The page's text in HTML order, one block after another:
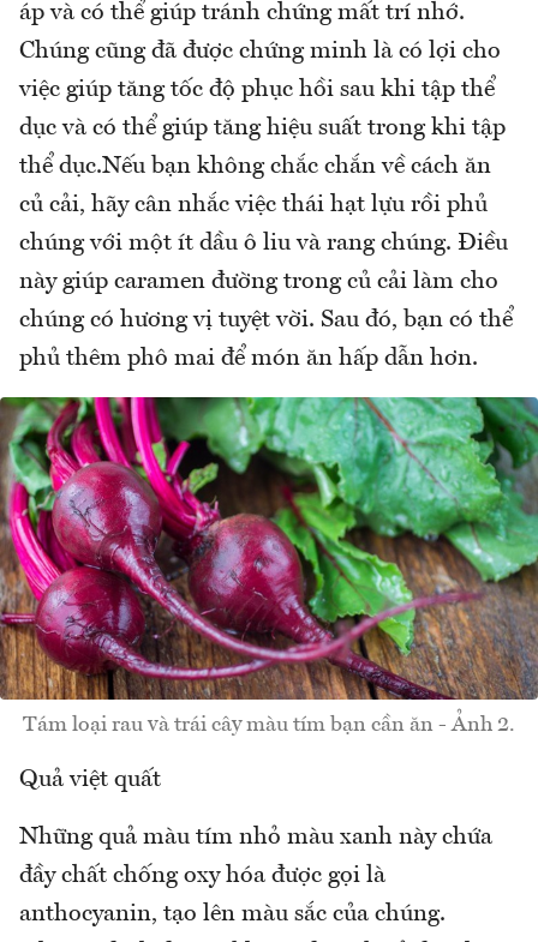
áp và có thể giúp tránh chứng mất trí nhớ.
Chúng cũng đã được chứng minh là có lợi cho
việc giúp tăng tốc độ phục hồi sau khi tập thể
dục và có thể giúp tăng hiệu suất trong khi tập
thể dục.Nếu bạn không chắc chắn về cách ăn
củ cải, hãy cân nhắc việc thái hạt lựu rồi phủ
chúng với một ít dầu ô liu và rang chúng. Điều
này giúp caramen đường trong củ cải làm cho
chúng có hương vị tuyệt vời. Sau đó, bạn có thể
phủ thêm phô mai để món ăn hấp dẫn hơn.
Tám loại rau và trái cây màu tím bạn cần ăn - Ảnh 2.
Quả việt quất
Những quả màu tím nhỏ màu xanh này chứa
đầy chất chống oxy hóa được gọi là
anthocyanin, tạo lên màu sắc của chúng.